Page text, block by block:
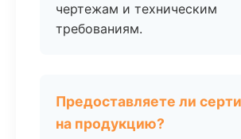
чертежам и техническим
требованиям.
Предоставляете ли
на продукцию?